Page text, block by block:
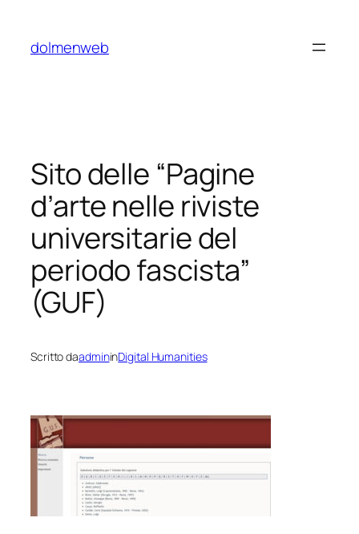
contenuto
dolmenweb
Sito delle “Pagine
d’arte nelle riviste
universitarie del
periodo fascista”
(GUF)
Scritto daadmininDigital Humanities